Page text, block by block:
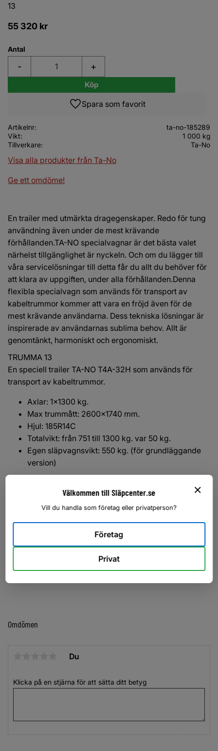
13
55 320 kr
Antal
+
-
Köp
Lägg till i favoriter
Artikelnr
ta-no-185289
Vikt
1 000 kg
Tillverkare
Ta-No
Visa alla produkter från Ta-No
Ge ett omdöme!
En trailer med utmärkta dragegenskaper. Redo för tung
användning även under de mest krävande
förhållanden.TA-NO specialvagnar är det bästa valet
närhelst tillgänglighet är nyckeln. Och om du lägger till
våra servicelösningar till detta får du allt du behöver för
att klara av uppgiften, under alla förhållanden.Denna
flexibla specialvagn som används för transport av
kabeltrummor kommer att vara en fröjd även för de
mest krävande användarna. Dess tekniska lösningar är
inspirerade av användarnas sublima behov. Allt är
genomtänkt, harmoniskt och ergonomiskt.
TRUMMA 13
En speciell trailer TA-NO T4A-32H som används för
transport av kabeltrummor.
Axlar: 1x1300 kg.
Max trummått: 2600x1740 mm.
Hjul: 185R14C
Totalvikt: från 751 till 1300 kg. var 50 kg.
Egen släpvagnsvikt: 550 kg. (för grundläggande
version)
Hjulklossar i plast (2 st.)
Gasfjäder som stödjer transportställets arbete
Omdömen
Du
Klicka på en stjärna för att sätta ditt betyg
Välkommen till Släpcenter.se
Vill du handla som företag eller privatperson?
Företag
Privat